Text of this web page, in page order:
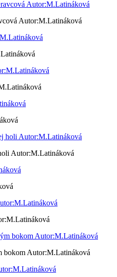
Autor:M.Latináková
Autor:M.Latináková
bokom Autor:M.Latináková